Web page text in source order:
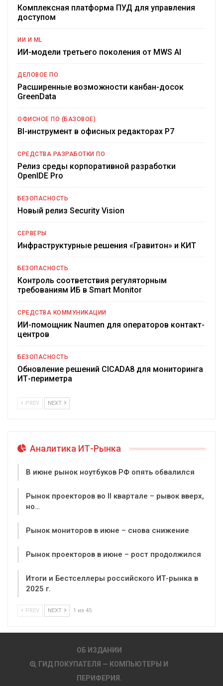
Комплексная платформа ПУД для управления
доступом
ИИ И ML
ИИ-модели третьего поколения от MWS AI
ДЕЛОВОЕ ПО
Расширенные возможности канбан-досок
GreenData
ОФИСНОЕ ПО (БАЗОВОЕ)
BI-инструмент в офисных редакторах Р7
СРЕДСТВА РАЗРАБОТКИ ПО
Релиз среды корпоративной разработки
OpenIDE Pro
БЕЗОПАСНОСТЬ
Новый релиз Security Vision
СЕРВЕРЫ
Инфраструктурные решения «Гравитон» и КИТ
БЕЗОПАСНОСТЬ
Контроль соответствия регуляторным
требованиям ИБ в Smart Monitor
СРЕДСТВА КОММУНИКАЦИИ
ИИ-помощник Naumen для операторов контакт-
центров
БЕЗОПАСНОСТЬ
Обновление решений CICADA8 для мониторинга
ИТ-периметра
PREV NEXT
Аналитика ИТ-Рынка
В июне рынок ноутбуков РФ опять обвалился
Рынок проекторов во II квартале – рывок вверх,
но…
Рынок мониторов в июне – снова снижение
Рынок проекторов в июне – рост продолжился
Итоги и Бестселлеры российского ИТ-рынка в
2025 г.
PREV NEXT 1 из 45
ОБ ИЗДАНИИ
ГИД ПОКУПАТЕЛЯ — КОМПЬЮТЕРЫ И
ПЕРИФЕРИЯ.